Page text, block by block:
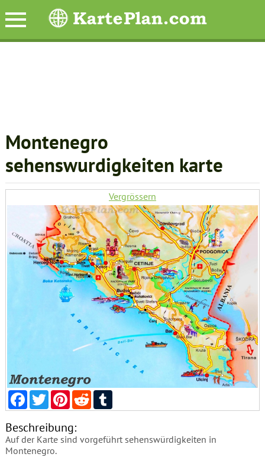
Montenegro
sehenswurdigkeiten karte
Vergrössern
Facebook
TwitterPinterest
RedditTumblr
Beschreibung:
Auf der Karte sind vorgeführt sehenswürdigkeiten in
Montenegro.